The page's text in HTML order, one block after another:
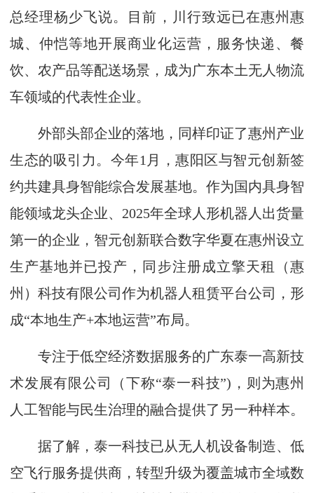
总经理杨少飞说。目前，川行致远已在惠州惠
城、仲恺等地开展商业化运营，服务快递、餐
饮、农产品等配送场景，成为广东本土无人物流
车领域的代表性企业。
外部头部企业的落地，同样印证了惠州产业
生态的吸引力。今年1月，惠阳区与智元创新签
约共建具身智能综合发展基地。作为国内具身智
能领域龙头企业、2025年全球人形机器人出货量
第一的企业，智元创新联合数字华夏在惠州设立
生产基地并已投产，同步注册成立擎天租（惠
州）科技有限公司作为机器人租赁平台公司，形
成“本地生产+本地运营”布局。
专注于低空经济数据服务的广东泰一高新技
术发展有限公司（下称“泰一科技”)，则为惠州
人工智能与民生治理的融合提供了另一种样本。
据了解，泰一科技已从无人机设备制造、低
空飞行服务提供商，转型升级为覆盖城市全域数